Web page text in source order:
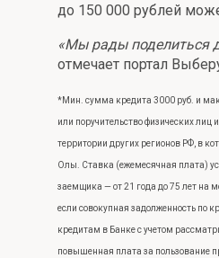
Подтверждение
Все сервисы
до 150 000 рублей
«Мы рады поделиться
отмечает портал
*Мин. сумма кредита 3000 руб. и
или поручительство физических
территории других регионов РФ, в
Олы. Ставка (ежемесячная плата)
заемщика — от 21 года до 75 лет на
если совокупная задолженность по
кредитам в Банке с учетом
повышенная плата за пользование